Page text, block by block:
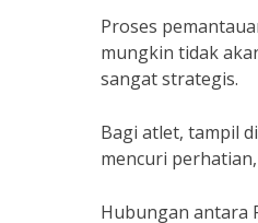
Proses
mungkin tidak
sangat strategis.
Bagi atlet, tampil
mencuri
Hubungan antara